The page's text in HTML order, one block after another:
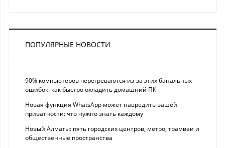
ПОПУЛЯРНЫЕ НОВОСТИ
90% компьютеров перегреваются из-за этих банальных
ошибок: как быстро охладить домашний ПК
Новая функция WhatsApp может навредить вашей
приватности: что нужно знать каждому
Новый Алматы: пять городских центров, метро, трамваи и
общественные пространства